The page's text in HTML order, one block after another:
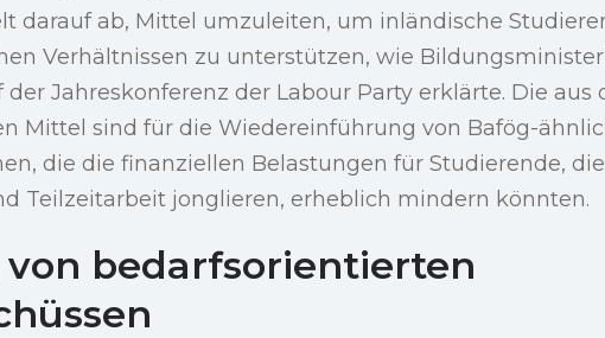
darauf ab, Mittel umzuleiten, um inländische
Verhältnissen zu unterstützen, wie
Jahreskonferenz der Labour Party erklärte. Die aus
Mittel sind für die Wiedereinführung von Bafög-
die die finanziellen Belastungen für Studierende,
Teilzeitarbeit jonglieren, erheblich mindern könnten.
bedarfsorientierten